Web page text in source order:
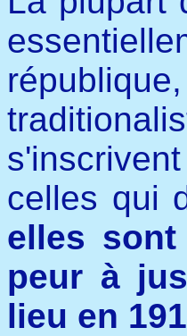
celles qui
elles
peur à
lieu en